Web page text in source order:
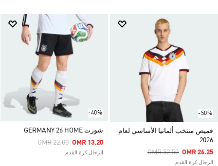
-50%
قميص منتخب ألمانيا الأساسي لعام
2026
Price Reduced From
OMR 52.50ToOMR 26.25
الرجال كرة القدم
-40%
شورت GERMANY 26 HOME
Price Reduced From
OMR 22.00ToOMR 13.20
الرجال كرة القدم